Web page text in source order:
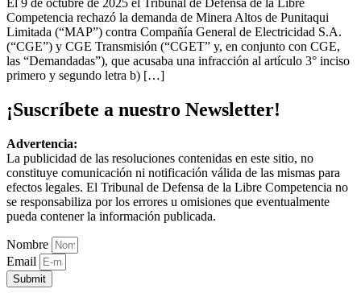
El 9 de octubre de 2025 el Tribunal de Defensa de la Libre
Competencia rechazó la demanda de Minera Altos de Punitaqui
Limitada (“MAP”) contra Compañía General de Electricidad S.A.
(“CGE”) y CGE Transmisión (“CGET” y, en conjunto con CGE,
las “Demandadas”), que acusaba una infracción al artículo 3° inciso
primero y segundo letra b) […]
¡Suscríbete a nuestro Newsletter!
Advertencia:
La publicidad de las resoluciones contenidas en este sitio, no
constituye comunicación ni notificación válida de las mismas para
efectos legales. El Tribunal de Defensa de la Libre Competencia no
se responsabiliza por los errores u omisiones que eventualmente
pueda contener la información publicada.
Nombre
Email
Submit